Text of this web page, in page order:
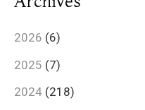
2026 (6)
2025 (7)
2024 (218)